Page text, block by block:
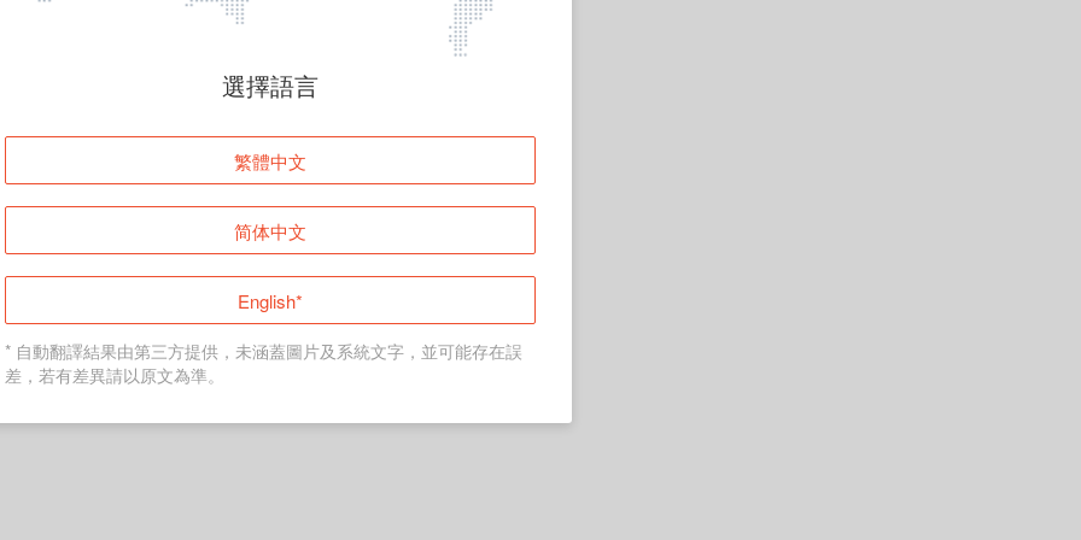
頁面無法顯示
登入
返回首頁
選擇語言
繁體中文
简体中文
English*
* 自動翻譯結果由第三方提供，未涵蓋圖片及系統文字，並可能存在誤
差，若有差異請以原文為準。